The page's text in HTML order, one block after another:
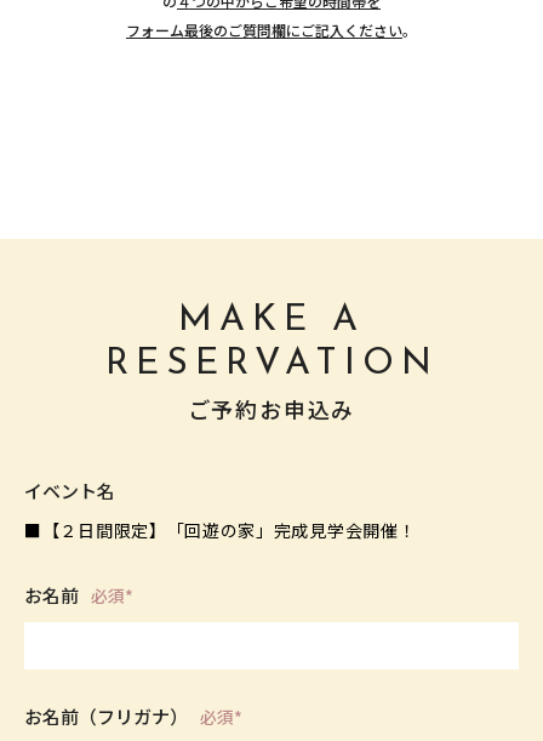
フォーム最後のご質問欄にご記入ください。
MAKE A
RESERVATION
ご予約お申込み
イベント名
お名前 必須*
お名前（フリガナ） 必須*